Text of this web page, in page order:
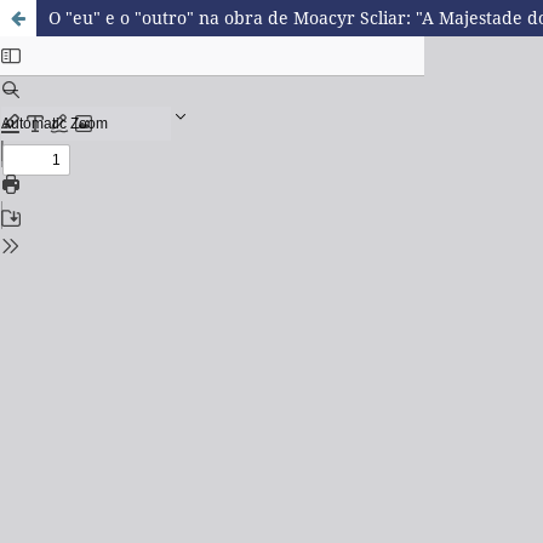
O "eu" e o "outro" na obra de Moacyr Scliar: "A Majestade